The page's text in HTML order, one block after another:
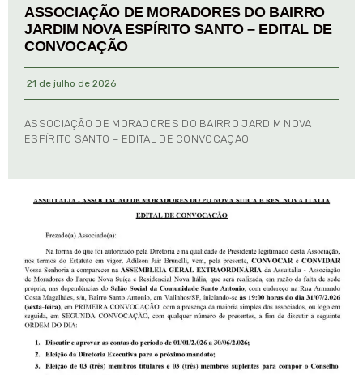
ASSOCIAÇÃO DE MORADORES DO BAIRRO
JARDIM NOVA ESPÍRITO SANTO – EDITAL DE
CONVOCAÇÃO
21 de julho de 2026
ASSOCIAÇÃO DE MORADORES DO BAIRRO JARDIM NOVA
ESPÍRITO SANTO – EDITAL DE CONVOCAÇÃO